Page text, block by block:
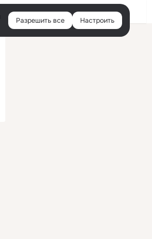
Войти
Разрешить все Настроить